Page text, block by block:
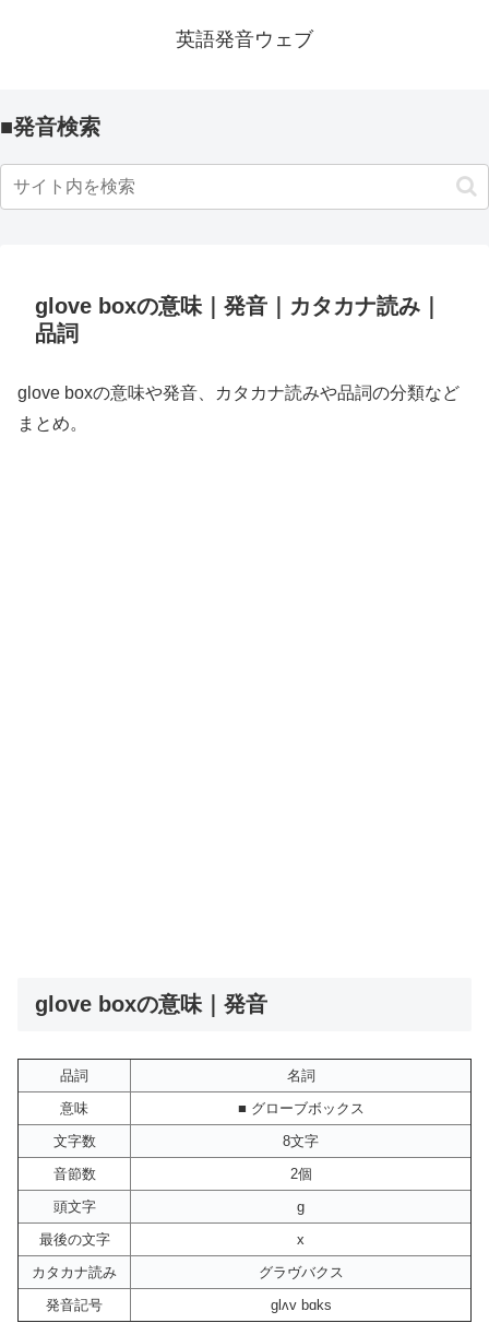
英語発音ウェブ
■発音検索
glove boxの意味｜発音｜カタカナ読み｜
品詞
glove boxの意味や発音、カタカナ読みや品詞の分類など
まとめ。
glove boxの意味｜発音
品詞
名詞
意味
■ グローブボックス
文字数
8文字
音節数
2個
頭文字
g
最後の文字
x
カタカナ読み
グラヴバクス
発音記号
glʌv bɑks